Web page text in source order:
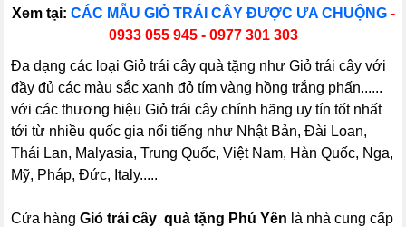
Xem tại: CÁC MẪU GIỎ TRÁI CÂY ĐƯỢC ƯA CHUỘNG -
0933 055 945 - 0977 301 303
Đa dạng các loại Giỏ trái cây quà tặng như Giỏ trái cây với
đầy đủ các màu sắc xanh đỏ tím vàng hồng trắng phấn......
với các thương hiệu Giỏ trái cây chính hãng uy tín tốt nhất
tới từ nhiều quốc gia nổi tiếng như Nhật Bản, Đài Loan,
Thái Lan, Malyasia, Trung Quốc, Việt Nam, Hàn Quốc, Nga,
Mỹ, Pháp, Đức, Italy.....
Cửa hàngGiỏ trái cây quà tặng Phú Yên là nhà cung cấp